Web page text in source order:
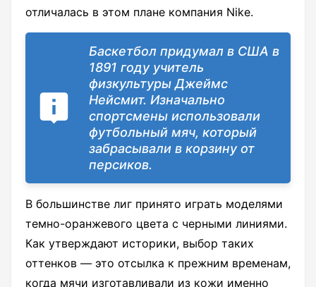
отличалась в этом плане компания Nike.
Баскетбол придумал в США в
1891 году учитель
физкультуры Джеймс
Нейсмит. Изначально
спортсмены использовали
футбольный мяч, который
забрасывали в корзину от
персиков.
В большинстве лиг принято играть моделями
темно-оранжевого цвета с черными линиями.
Как утверждают историки, выбор таких
оттенков — это отсылка к прежним временам,
когда мячи изготавливали из кожи именно